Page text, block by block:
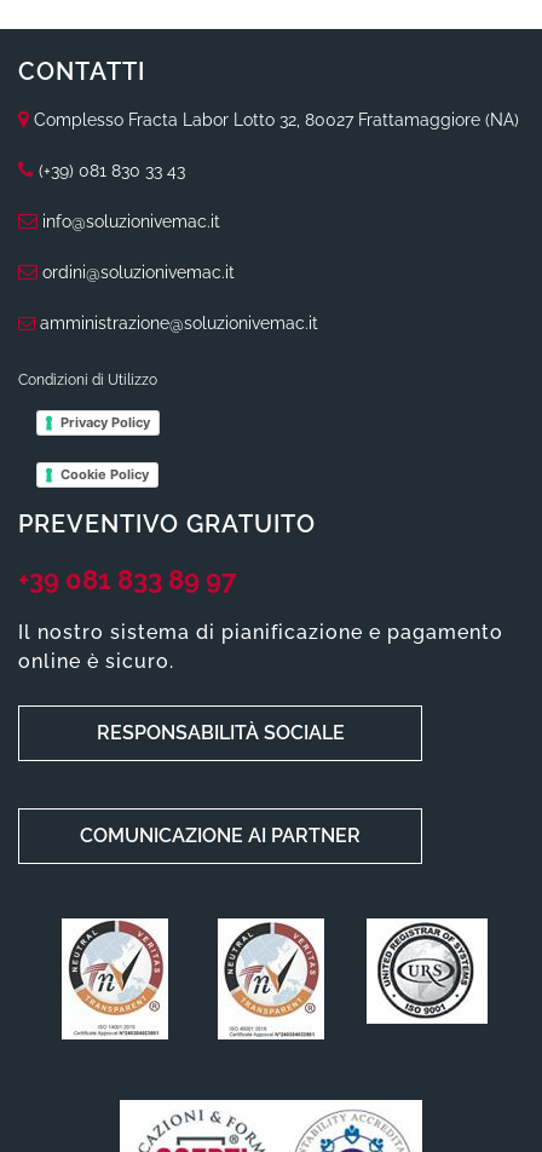
CONTATTI
Complesso Fracta Labor Lotto 32, 80027 Frattamaggiore (NA)
(+39) 081 830 33 43
info@soluzionivemac.it
ordini@soluzionivemac.it
amministrazione@soluzionivemac.it
Condizioni di Utilizzo
Privacy Policy
Cookie Policy
PREVENTIVO GRATUITO
+39 081 833 89 97
Il nostro sistema di pianificazione e pagamento
online è sicuro.
RESPONSABILITÀ SOCIALE
COMUNICAZIONE AI PARTNER